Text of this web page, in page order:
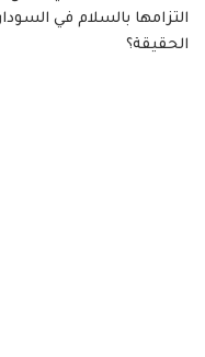
التزامها بالسلام في
الحقيقة؟